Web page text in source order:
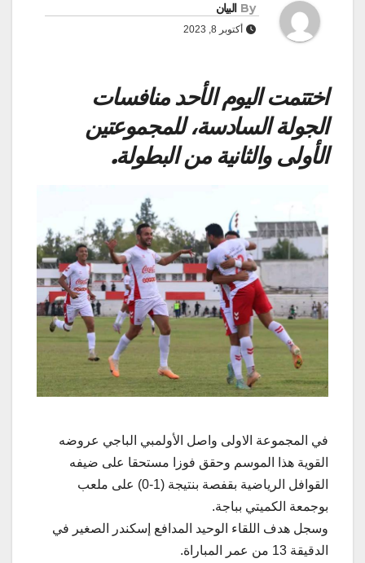
By البيان
أكتوبر 8, 2023
اختتمت اليوم الأحد منافسات
الجولة السادسة، للمجموعتين
الأولى والثانية من البطولة.
في المجموعة الاولى واصل الأولمبي الباجي عروضه
القوية هذا الموسم وحقق فوزا مستحقا على ضيفه
القوافل الرياضية بقفصة بنتيجة (1-0) على ملعب
بوجمعة الكميتي بباجة.
وسجل هدف اللقاء الوحيد المدافع إسكندر الصغير في
الدقيقة 13 من عمر المباراة.